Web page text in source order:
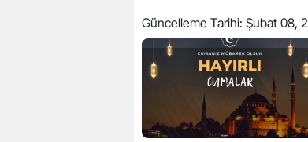
Güncelleme Tarihi: Şubat 08,